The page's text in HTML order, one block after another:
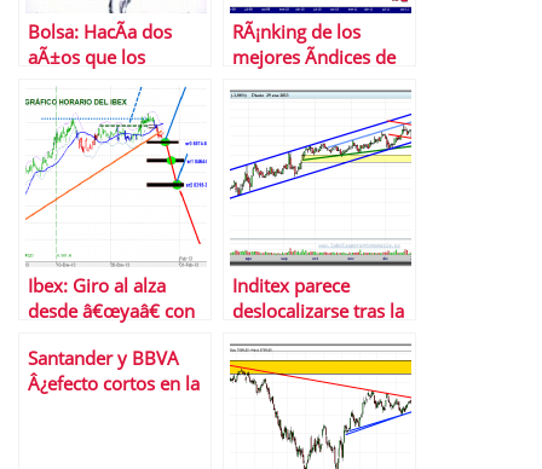
Bolsa: HacÃ­a dos
aÃ±os que los
inversores no eran
tan optimistas
RÃ¡nking de los
mejores Ã­ndices de
Ibex: Giro al alza
desde â€œyaâ€ con
previo
Inditex parece
deslocalizarse tras la
directriz alcista
Santander y BBVA
Â¿efecto cortos en la